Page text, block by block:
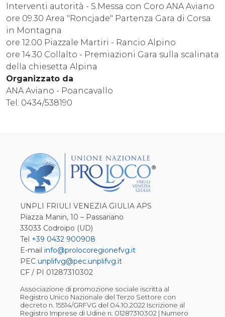
Interventi autorità - S.Messa con Coro ANA Aviano
ore 09.30 Area "Roncjade" Partenza Gara di Corsa
in Montagna
ore 12.00 Piazzale Martiri - Rancio Alpino
ore 14.30 Collalto - Premiazioni Gara sulla scalinata
della chiesetta Alpina
Organizzato da
ANA Aviano - Poancavallo
Tel: 0434/538190
UNPLI FRIULI VENEZIA GIULIA APS
Piazza Manin, 10 – Passariano
33033 Codroipo (UD)
Tel +39 0432 900908
E-mail info@prolocoregionefvg.it
PEC unplifvg@pec.unplifvg.it
CF / PI 01287310302
Associazione di promozione sociale iscritta al
Registro Unico Nazionale del Terzo Settore con
decreto n. 15514/GRFVG del 04.10.2022 Iscrizione al
Registro Imprese di Udine n. 01287310302 | Numero